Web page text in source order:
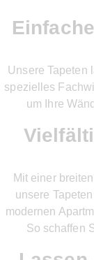
Unsere Tapeten
spezielles
um Ihre
Mit einer
unsere
modernen
So schaffen